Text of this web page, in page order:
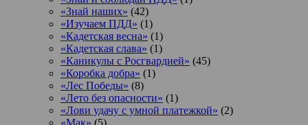
«Знай наших» (42)
«Изучаем ПДД» (1)
«Кадетская весна» (1)
«Кадетская слава» (1)
«Каникулы с Росгвардией» (45)
«Коробка добра» (1)
«Лес Победы» (8)
«Лето без опасности» (1)
«Лови удачу с умной платежкой» (2)